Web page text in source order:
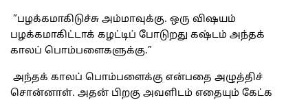
”பழக்கமாகிடுச்சு அம்மாவுக்கு. ஒரு விஷயம்
பழக்கமாகிட்டாக் கழட்டிப் போடுறது கஷ்டம் அந்தக்
காலப் பொம்பளைகளுக்கு.”
அந்தக் காலப் பொம்பளைக்கு என்பதை அழுத்திச்
சொன்னாள். அதன் பிறகு அவளிடம் எதையும் கேட்க